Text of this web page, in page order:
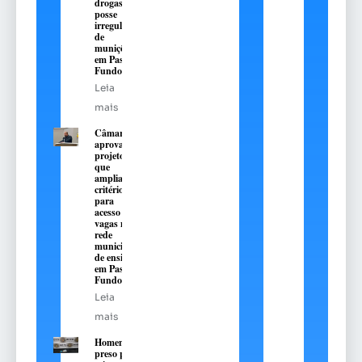
drogas e
posse
irregular
de
munições
em Passo
Fundo
Leia
mais
Câmara
aprova
projeto
que
amplia
critérios
para
acesso a
vagas na
rede
municipal
de ensino
em Passo
Fundo
Leia
mais
Homem é
preso pelo